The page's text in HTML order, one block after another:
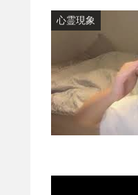
心霊現象